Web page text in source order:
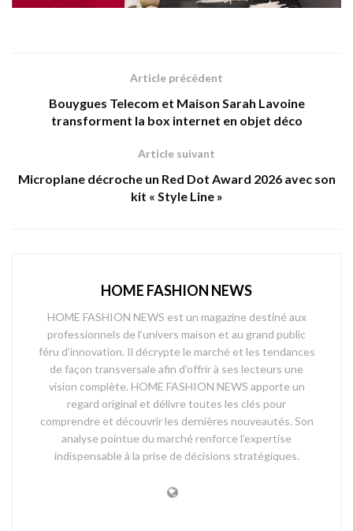
Article précédent
Bouygues Telecom et Maison Sarah Lavoine
transforment la box internet en objet déco
Article suivant
Microplane décroche un Red Dot Award 2026 avec son
kit « Style Line »
HOME FASHION NEWS
HOME FASHION NEWS est un magazine destiné aux
professionnels de l’univers maison et au grand public
féru d’innovation. Il décrypte le marché et les tendances
de façon transversale afin d’offrir à ses lecteurs une
vision complète. HOME FASHION NEWS apporte un
regard original et délivre toutes les clés pour
comprendre et découvrir les dernières nouveautés. Son
analyse pointue du marché renforce l’expertise
indispensable à la prise de décisions stratégiques.